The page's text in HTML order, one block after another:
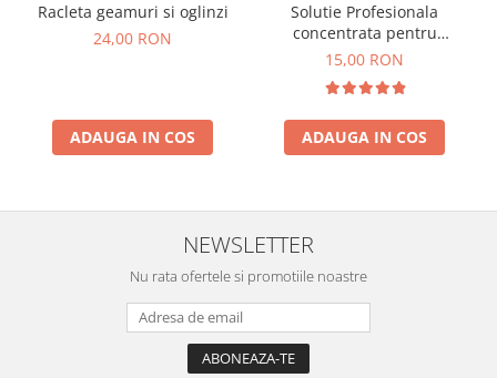
Racleta geamuri si oglinzi
24,00 RON
ADAUGA IN COS
Solutie Profesionala
concentrata pentru
geamuri Gian 1000 ml
15,00 RON
ADAUGA IN COS
NEWSLETTER
Nu rata ofertele si promotiile noastre